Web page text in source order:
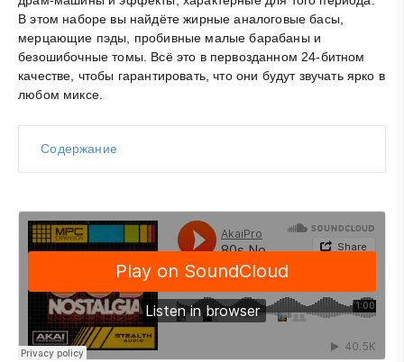
В этом наборе вы найдёте жирные аналоговые басы,
мерцающие пэды, пробивные малые барабаны и
безошибочные томы. Всё это в первозданном 24-битном
качестве, чтобы гарантировать, что они будут звучать ярко в
любом миксе.
Содержание